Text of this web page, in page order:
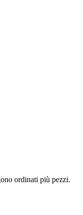
ordinati più pezzi.